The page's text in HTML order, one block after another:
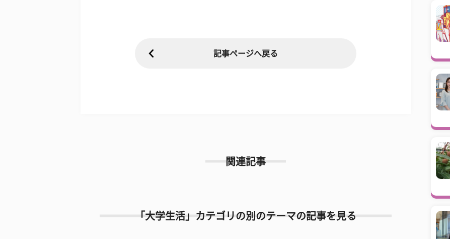
記事ページへ戻る
関連記事
「大学生活」カテゴリの別のテーマの記事を見る